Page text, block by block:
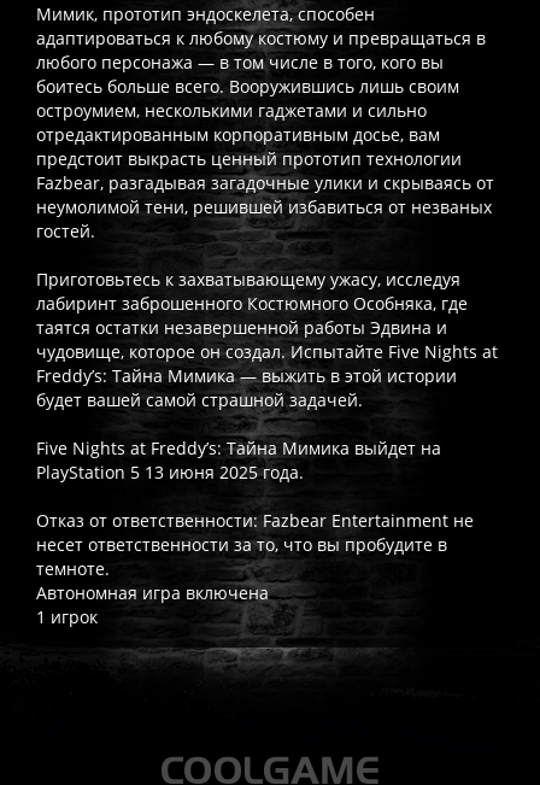
Мимик, прототип эндоскелета, способен
адаптироваться к любому костюму и превращаться в
любого персонажа — в том числе в того, кого вы
боитесь больше всего. Вооружившись лишь своим
остроумием, несколькими гаджетами и сильно
отредактированным корпоративным досье, вам
предстоит выкрасть ценный прототип технологии
Fazbear, разгадывая загадочные улики и скрываясь от
неумолимой тени, решившей избавиться от незваных
гостей.
Приготовьтесь к захватывающему ужасу, исследуя
лабиринт заброшенного Костюмного Особняка, где
таятся остатки незавершенной работы Эдвина и
чудовище, которое он создал. Испытайте Five Nights at
Freddy’s: Тайна Мимика — выжить в этой истории
будет вашей самой страшной задачей.
Five Nights at Freddy’s: Тайна Мимика выйдет на
PlayStation 5 13 июня 2025 года.
Отказ от ответственности: Fazbear Entertainment не
несет ответственности за то, что вы пробудите в
темноте.
Автономная игра включена
1 игрок
Часто спрашивают
Работает ли русский язык? Если локализация игры для